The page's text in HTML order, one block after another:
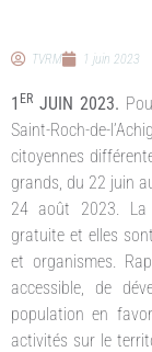
TVRM 1 juin 2023
1 ER JUIN 2023.
Saint-Roch-de-
citoyennes
grands, du 22 juin
24 août 2023. La
gratuite et elles
et organismes.
accessible, de
population en
activités sur le